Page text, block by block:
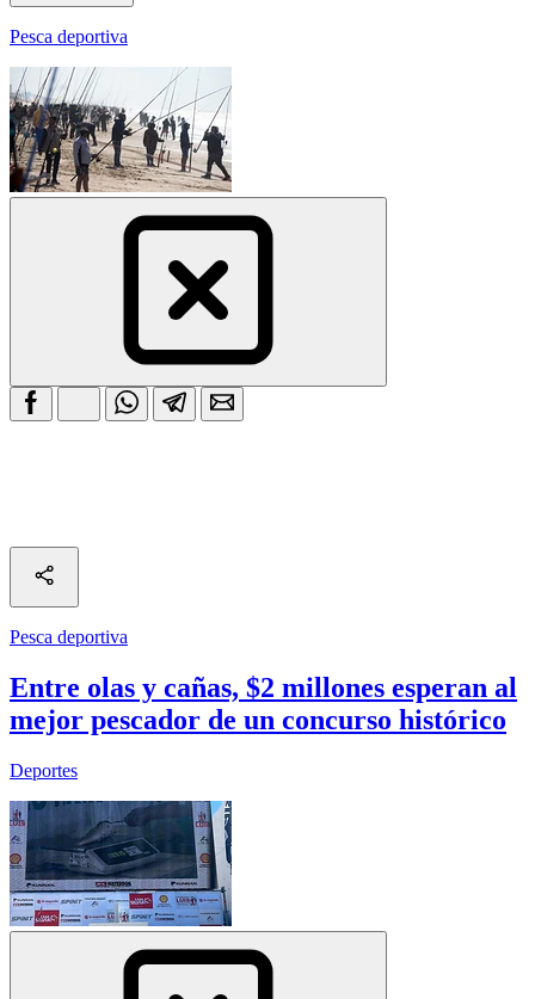
Pesca deportiva
Pesca deportiva
Entre olas y cañas, $2 millones esperan al
mejor pescador de un concurso histórico
Deportes